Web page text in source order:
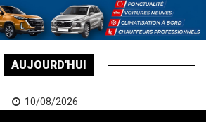
AUJOURD'HUI
10/08/2026